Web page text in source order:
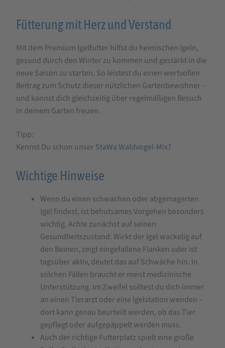
Fütterung mit Herz und Verstand
Mit dem Premium Igelfutter hilfst du heimischen Igeln,
gesund durch den Winter zu kommen und gestärkt in die
neue Saison zu starten. So leistest du einen wertvollen
Beitrag zum Schutz dieser nützlichen Gartenbewohner –
und kannst dich gleichzeitig über regelmäßigen Besuch
in deinem Garten freuen.
Tipp:
Kennst Du schon unser StaWa Waldvogel-Mix?
Wichtige Hinweise
Wenn du einen schwachen oder abgemagerten
Igel findest, ist behutsames Vorgehen besonders
wichtig. Achte zunächst auf seinen
Gesundheitszustand: Wirkt der Igel wackelig auf
den Beinen, zeigt eingefallene Flanken oder ist
tagsüber aktiv, deutet das auf Schwäche hin. In
solchen Fällen braucht er meist medizinische
Unterstützung. Im Zweifel solltest du dich immer
an einen Tierarzt oder eine Igelstation wenden –
dort kann genau beurteilt werden, ob das Tier
gepflegt oder aufgepäppelt werden muss.
Auch der richtige Futterplatz spielt eine große